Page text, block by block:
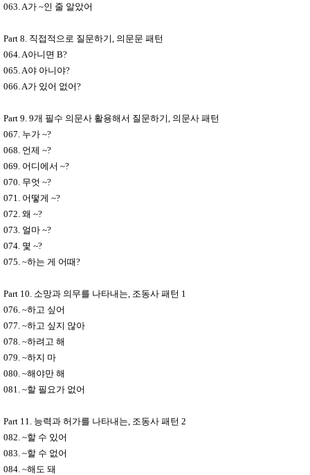
063. A가 ~인 줄 알았어
Part 8. 직접적으로 질문하기 의문문 패턴
064. A아니면 B?
065. A야 아니야?
066. A가 있어 없어?
Part 9. 9개 필수 의문사 활용해서 질문하기 의문사 패턴
067. 누가 ~?
068. 언제 ~?
069. 어디에서 ~?
070. 무엇 ~?
071. 어떻게 ~?
072. 왜 ~?
073. 얼마 ~?
074. 몇 ~?
075. ~하는 게 어때?
Part 10. 소망과 의무를 나타내는 조동사 패턴 1
076. ~하고 싶어
077. ~하고 싶지 않아
078. ~하려고 해
079. ~하지 마
080. ~해야만 해
081. ~할 필요가 없어
Part 11. 능력과 허가를 나타내는 조동사 패턴 2
082. ~할 수 있어
083. ~할 수 없어
084. ~해도 돼